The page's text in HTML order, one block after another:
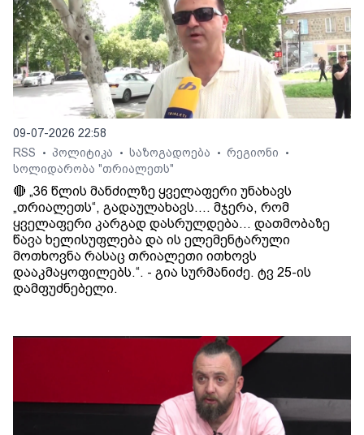
09-07-2026 22:58
RSS
• პოლიტიკა • საზოგადოება • რეგიონი •
სოლიდარობა "თრიალეთს"
🔴 „36 წლის მანძილზე ყველაფერი უნახავს
„თრიალეთს“, გადაულახავს.... მჯერა, რომ
ყველაფერი კარგად დასრულდება... დათმობაზე
წავა ხელისუფლება და ის ელემენტარული
მოთხოვნა რასაც თრიალეთი ითხოვს
დააკმაყოფილებს.“. - გია სურმანიძე. ტვ 25-ის
დამფუძნებელი.